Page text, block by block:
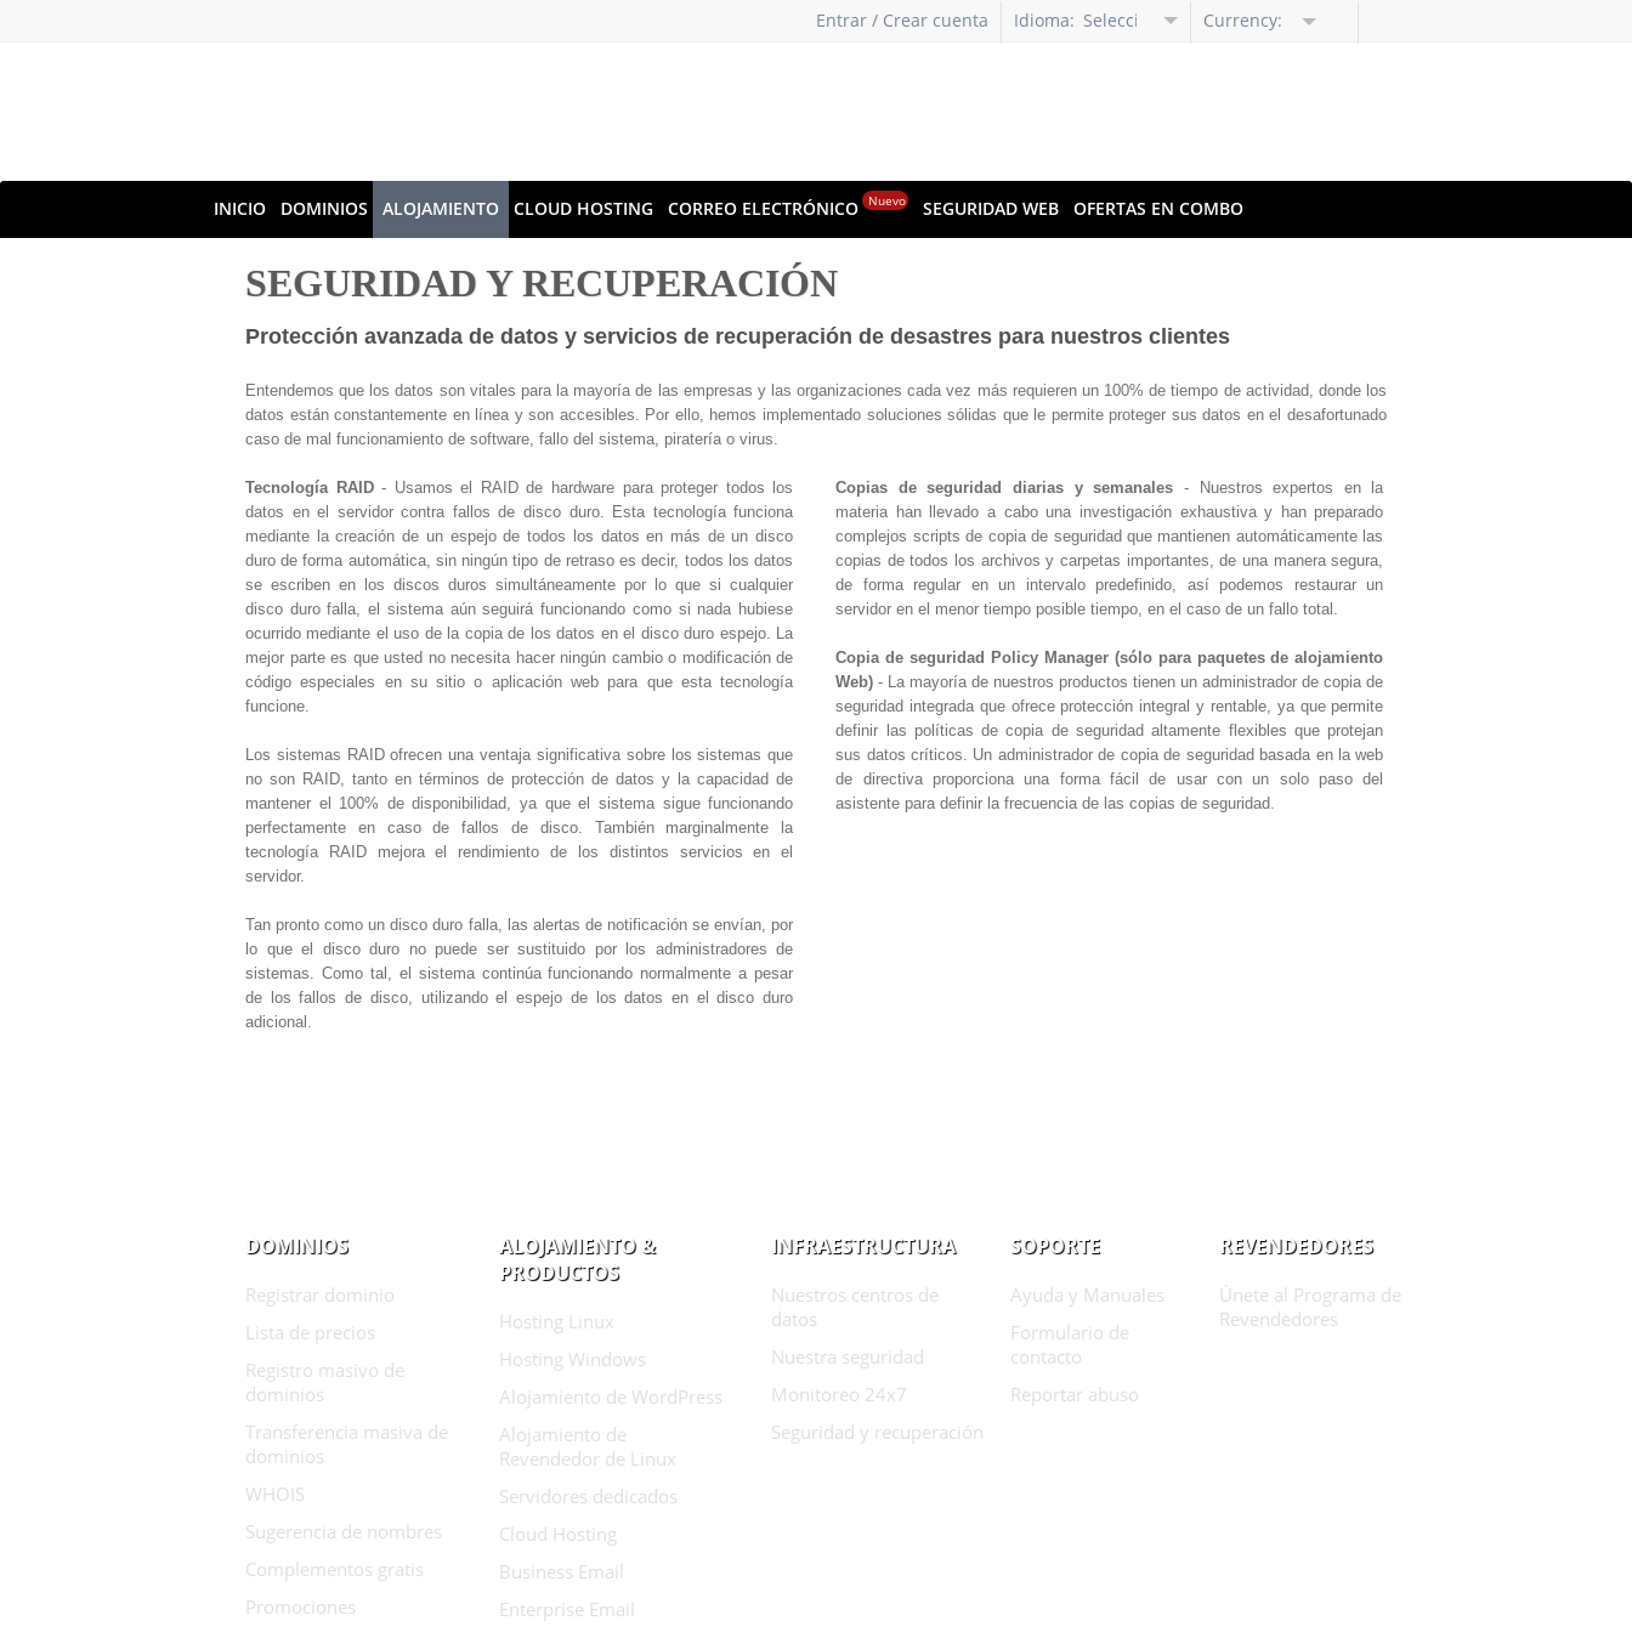
Entrar / Crear cuenta Idioma: Selecciona
Currency:
INICIO DOMINIOS ALOJAMIENTO CLOUD HOSTING CORREO ELECTRÓNICO Nuevo SEGURIDAD WEB OFERTAS EN COMBO
SEGURIDAD Y RECUPERACIÓN
Protección avanzada de datos y servicios de recuperación de desastres para nuestros clientes
Entendemos que los datos son vitales para la mayoría de las empresas y las organizaciones cada vez más requieren un 100% de tiempo de actividad, donde los
datos están constantemente en línea y son accesibles. Por ello, hemos implementado soluciones sólidas que le permite proteger sus datos en el desafortunado
caso de mal funcionamiento de software, fallo del sistema, piratería o virus.
Tecnología RAID- Usamos el RAID de hardware para proteger todos los
datos en el servidor contra fallos de disco duro. Esta tecnología funciona
mediante la creación de un espejo de todos los datos en más de un disco
duro de forma automática, sin ningún tipo de retraso es decir, todos los datos
se escriben en los discos duros simultáneamente por lo que si cualquier
disco duro falla, el sistema aún seguirá funcionando como si nada hubiese
ocurrido mediante el uso de la copia de los datos en el disco duro espejo. La
mejor parte es que usted no necesita hacer ningún cambio o modificación de
código especiales en su sitio o aplicación web para que esta tecnología
funcione.
Los sistemas RAID ofrecen una ventaja significativa sobre los sistemas que
no son RAID, tanto en términos de protección de datos y la capacidad de
mantener el 100% de disponibilidad, ya que el sistema sigue funcionando
perfectamente en caso de fallos de disco. También marginalmente la
tecnología RAID mejora el rendimiento de los distintos servicios en el
servidor.
Tan pronto como un disco duro falla, las alertas de notificación se envían, por
lo que el disco duro no puede ser sustituido por los administradores de
sistemas. Como tal, el sistema continúa funcionando normalmente a pesar
de los fallos de disco, utilizando el espejo de los datos en el disco duro
adicional.
Copias de seguridad diarias y semanales - Nuestros expertos en la
materia han llevado a cabo una investigación exhaustiva y han preparado
complejos scripts de copia de seguridad que mantienen automáticamente las
copias de todos los archivos y carpetas importantes, de una manera segura,
de forma regular en un intervalo predefinido, así podemos restaurar un
servidor en el menor tiempo posible tiempo, en el caso de un fallo total.
Copia de seguridad Policy Manager (sólo para paquetes de alojamiento
Web) - La mayoría de nuestros productos tienen un administrador de copia de
seguridad integrada que ofrece protección integral y rentable, ya que permite
definir las políticas de copia de seguridad altamente flexibles que protejan
sus datos críticos. Un administrador de copia de seguridad basada en la web
de directiva proporciona una forma fácil de usar con un solo paso del
asistente para definir la frecuencia de las copias de seguridad.
DOMINIOS
Registrar dominio
Lista de precios
Registro masivo de
dominios
Transferencia masiva de
dominios
WHOIS
Sugerencia de nombres
Complementos gratis
Promociones
ALOJAMIENTO &
PRODUCTOS
Hosting Linux
Hosting Windows
Alojamiento de WordPress
Alojamiento de
Revendedor de Linux
Servidores dedicados
Cloud Hosting
Business Email
Enterprise Email
INFRAESTRUCTURA
Nuestros centros de
datos
Nuestra seguridad
Monitoreo 24x7
Seguridad y recuperación
SOPORTE
Ayuda y Manuales
Formulario de
contacto
Reportar abuso
REVENDEDORES
Únete al Programa de
Revendedores